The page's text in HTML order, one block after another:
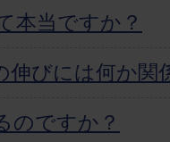
本当ですか？
伸びには何か関
のですか？